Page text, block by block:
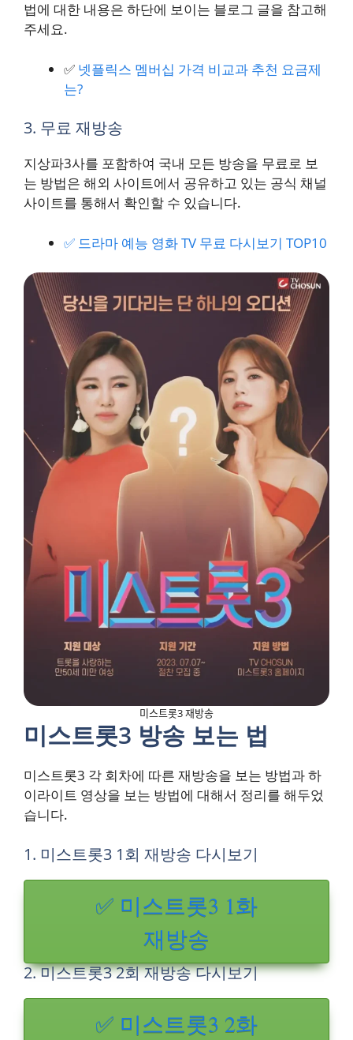
법에 대한 내용은 하단에 보이는 블로그 글을 참고해
주세요.
✅ 넷플릭스 멤버십 가격 비교과 추천 요금제
는?
3. 무료 재방송
지상파3사를 포함하여 국내 모든 방송을 무료로 보
는 방법은 해외 사이트에서 공유하고 있는 공식 채널
사이트를 통해서 확인할 수 있습니다.
✅ 드라마 예능 영화 TV 무료 다시보기 TOP10
미스트롯3 재방송
미스트롯3 방송 보는 법
미스트롯3 각 회차에 따른 재방송을 보는 방법과 하
이라이트 영상을 보는 방법에 대해서 정리를 해두었
습니다.
1. 미스트롯3 1회 재방송 다시보기
✅ 미스트롯3 1화
재방송
2. 미스트롯3 2회 재방송 다시보기
✅ 미스트롯3 2화